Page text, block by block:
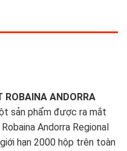
ROBAINA ANDORRA
sản phẩm được ra mắt
Andorra Regional
hạn 2000 hộp trên toàn